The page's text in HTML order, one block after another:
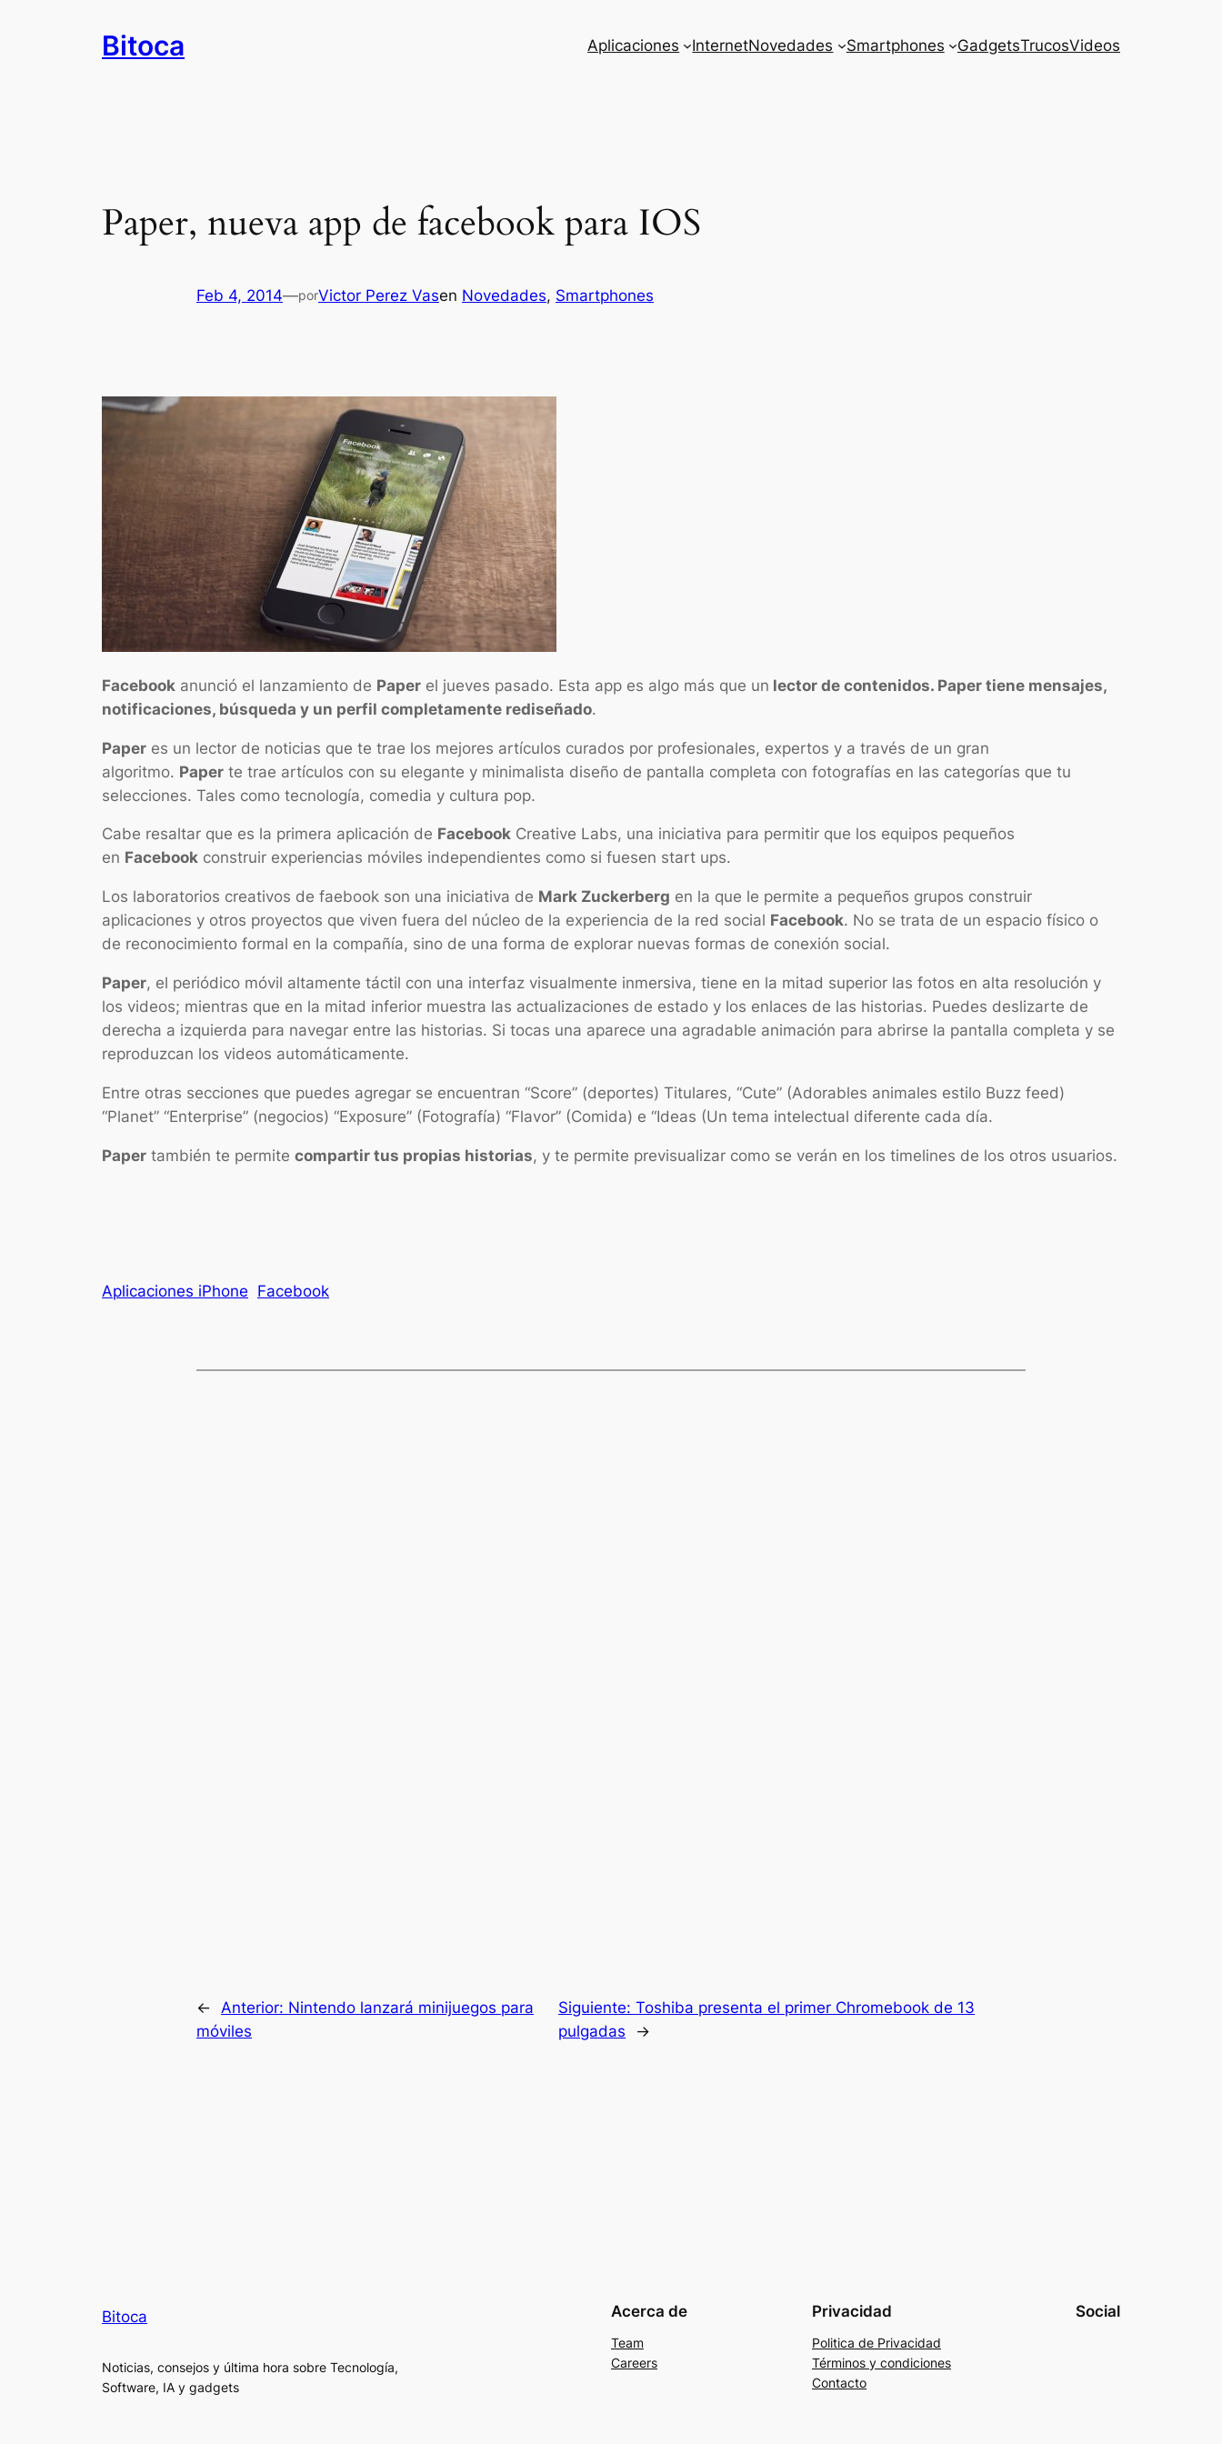
Bitoca Aplicaciones InternetNovedades Smartphones GadgetsTrucosVideos
Paper, nueva app de facebook para IOS
Feb 4, 2014—porVictor Perez Vasen Novedades, Smartphones
Facebook anunció el lanzamiento de Paper el jueves pasado. Esta app es algo más que un lector de contenidos. Paper tiene mensajes,
notificaciones, búsqueda y un perfil completamente rediseñado.
Paper es un lector de noticias que te trae los mejores artículos curados por profesionales, expertos y a través de un gran
algoritmo. Paper te trae artículos con su elegante y minimalista diseño de pantalla completa con fotografías en las categorías que tu
selecciones. Tales como tecnología, comedia y cultura pop.
Cabe resaltar que es la primera aplicación de Facebook Creative Labs, una iniciativa para permitir que los equipos pequeños
en Facebook construir experiencias móviles independientes como si fuesen start ups.
Los laboratorios creativos de faebook son una iniciativa de Mark Zuckerberg en la que le permite a pequeños grupos construir
aplicaciones y otros proyectos que viven fuera del núcleo de la experiencia de la red social Facebook. No se trata de un espacio físico o
de reconocimiento formal en la compañía, sino de una forma de explorar nuevas formas de conexión social.
Paper, el periódico móvil altamente táctil con una interfaz visualmente inmersiva, tiene en la mitad superior las fotos en alta resolución y
los videos; mientras que en la mitad inferior muestra las actualizaciones de estado y los enlaces de las historias. Puedes deslizarte de
derecha a izquierda para navegar entre las historias. Si tocas una aparece una agradable animación para abrirse la pantalla completa y se
reproduzcan los videos automáticamente.
Entre otras secciones que puedes agregar se encuentran “Score” (deportes) Titulares, “Cute” (Adorables animales estilo Buzz feed)
“Planet” “Enterprise” (negocios) “Exposure” (Fotografía) “Flavor” (Comida) e “Ideas (Un tema intelectual diferente cada día.
Paper también te permite compartir tus propias historias, y te permite previsualizar como se verán en los timelines de los otros usuarios.
Aplicaciones iPhone Facebook
← Anterior: Nintendo lanzará minijuegos para
móviles
Siguiente:Toshiba presenta el primer Chromebook de 13
pulgadas
→
Bitoca
Noticias, consejos y última hora sobre Tecnología,
Software, IA y gadgets
Acerca de
Team
Careers
Privacidad
Politica de Privacidad
Términos y condiciones
Contacto
Social